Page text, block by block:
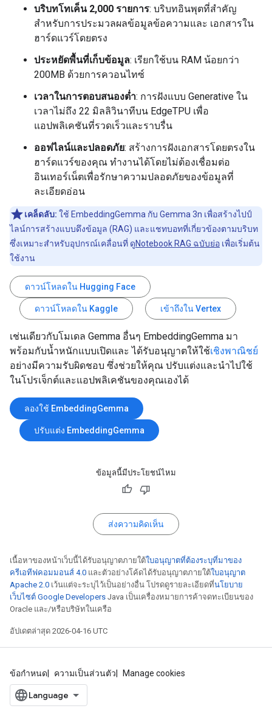
บริบทโทเค็น 2,000 รายการ: บริบทอินพุตที่สำคัญ
สำหรับการประมวลผลข้อมูลข้อความและ เอกสารใน
ฮาร์ดแวร์โดยตรง
ประหยัดพื้นที่เก็บข้อมูล: เรียกใช้บน RAM น้อยกว่า
200MB ด้วยการควอนไทซ์
เวลาในการตอบสนองต่ำ: การฝังแบบ Generative ใน
เวลาไม่ถึง 22 มิลลิวินาทีบน EdgeTPU เพื่อ
แอปพลิเคชันที่รวดเร็วและราบรื่น
ออฟไลน์และปลอดภัย: สร้างการฝังเอกสารโดยตรงใน
ฮาร์ดแวร์ของคุณ ทำงานได้โดยไม่ต้องเชื่อมต่อ
อินเทอร์เน็ตเพื่อรักษาความปลอดภัยของข้อมูลที่
ละเอียดอ่อน
เคล็ดลับ: ใช้ EmbeddingGemma กับ Gemma 3n เพื่อสร้างไปป์
ไลน์การสร้างแบบดึงข้อมูล (RAG) และแชทบอทที่เกี่ยวข้องตามบริบท
ซึ่งเหมาะสำหรับอุปกรณ์เคลื่อนที่ ดูNotebook RAG ฉบับย่อ เพื่อเริ่มต้น
ใช้งาน
ดาวน์โหลดใน Hugging Face
ดาวน์โหลดใน Kaggle เข้าถึงใน Vertex
เช่นเดียวกับโมเดล Gemma อื่นๆ EmbeddingGemma มา
พร้อมกับน้ำหนักแบบเปิดและ ได้รับอนุญาตให้ใช้เชิงพาณิชย์
อย่างมีความรับผิดชอบ ซึ่งช่วยให้คุณ ปรับแต่งและนําไปใช้
ในโปรเจ็กต์และแอปพลิเคชันของคุณเองได้
ลองใช้ EmbeddingGemma
ปรับแต่ง EmbeddingGemma
ข้อมูลนี้มีประโยชน์ไหม
ส่งความคิดเห็น
เนื้อหาของหน้าเว็บนี้ได้รับอนุญาตภายใต้ใบอนุญาตที่ต้องระบุที่มาของ
ครีเอทีฟคอมมอนส์ 4.0 และตัวอย่างโค้ดได้รับอนุญาตภายใต้ใบอนุญาต
Apache 2.0 เว้นแต่จะระบุไว้เป็นอย่างอื่น โปรดดูรายละเอียดที่นโยบาย
เว็บไซต์ Google Developers Java เป็นเครื่องหมายการค้าจดทะเบียนของ
Oracle และ/หรือบริษัทในเครือ
อัปเดตล่าสุด 2026-04-16 UTC
ข้อกำหนด ความเป็นส่วนตัว Manage cookies